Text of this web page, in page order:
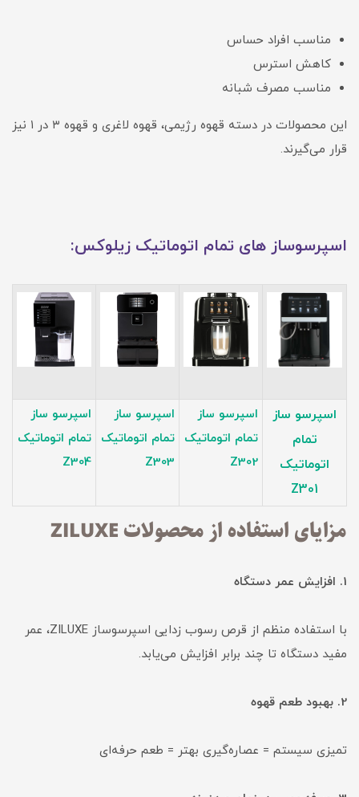
مناسب افراد حساس
کاهش استرس
مناسب مصرف شبانه
این محصولات در دسته قهوه رژیمی، قهوه لاغری و قهوه ۳ در ۱ نیز
قرار می‌گیرند.
اسپرسوساز های تمام اتوماتیک زیلوکس:
اسپرسو ساز
تمام
اتوماتیک
Z301
اسپرسو ساز
تمام اتوماتیک
Z302
اسپرسو ساز
تمام اتوماتیک
Z303
اسپرسو ساز
تمام اتوماتیک
Z304
مزایای استفاده از محصولات ZILUXE
1. افزایش عمر دستگاه
با استفاده منظم از قرص رسوب زدایی اسپرسوساز ZILUXE، عمر
مفید دستگاه تا چند برابر افزایش می‌یابد.
2. بهبود طعم قهوه
تمیزی سیستم = عصاره‌گیری بهتر = طعم حرفه‌ای